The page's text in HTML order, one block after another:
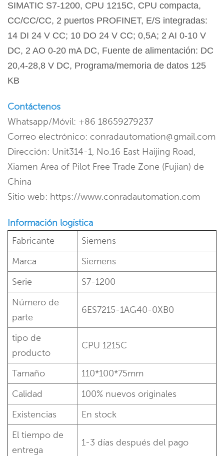
SIMATIC S7-1200, CPU 1215C, CPU compacta,
CC/CC/CC, 2 puertos PROFINET, E/S integradas:
14 DI 24 V CC; 10 DO 24 V CC; 0,5A; 2 AI 0-10 V
DC, 2 AO 0-20 mA DC, Fuente de alimentación: DC
20,4-28,8 V DC, Programa/memoria de datos 125
KB
Contáctenos
Whatsapp/Móvil: +86 18659279237
Correo electrónico: conradautomation@gmail.com
Dirección: Unit314-1, No.16 East Haijing Road,
Xiamen Area of Pilot Free Trade Zone (Fujian) de
China
Sitio web: https://www.conradautomation.com
Información logística
Fabricante
Siemens
Marca
Siemens
Serie
S7-1200
Número de
parte
6ES7215-1AG40-0XB0
tipo de
producto
CPU 1215C
Tamaño
110*100*75mm
Calidad
100% nuevos originales
Existencias
En stock
El tiempo de
entrega
1-3 días después del pago